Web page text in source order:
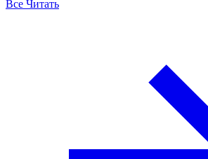
Все Читать